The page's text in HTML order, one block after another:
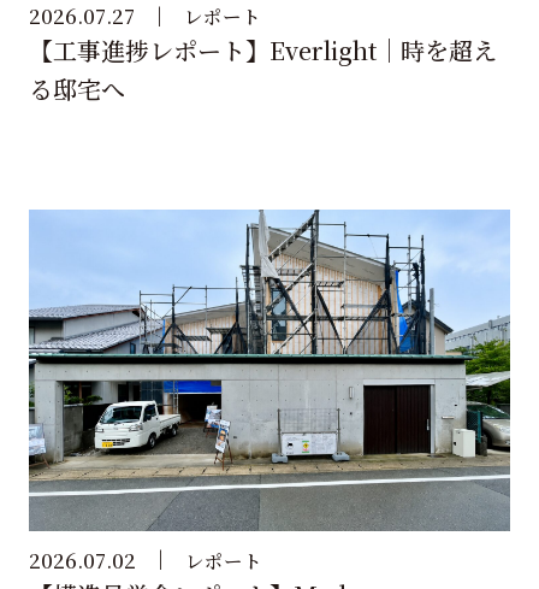
2026.07.27 レポート
【工事進捗レポート】Everlight｜時を超え
る邸宅へ
2026.07.02 レポート